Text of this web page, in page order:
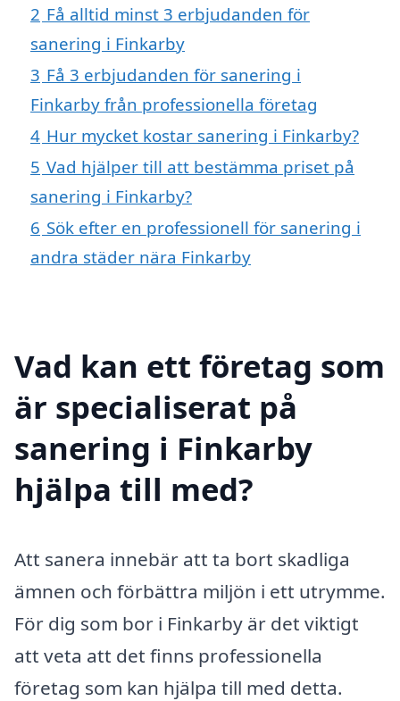
2 Få alltid minst 3 erbjudanden för
sanering i Finkarby
3 Få 3 erbjudanden för sanering i
Finkarby från professionella företag
4 Hur mycket kostar sanering i Finkarby?
5 Vad hjälper till att bestämma priset på
sanering i Finkarby?
6 Sök efter en professionell för sanering i
andra städer nära Finkarby
Vad kan ett företag som
är specialiserat på
sanering i Finkarby
hjälpa till med?
Att sanera innebär att ta bort skadliga
ämnen och förbättra miljön i ett utrymme.
För dig som bor i Finkarby är det viktigt
att veta att det finns professionella
företag som kan hjälpa till med detta.